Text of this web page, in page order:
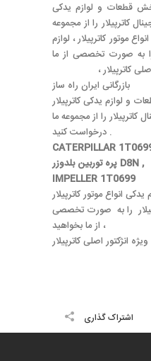
پخش قطعات و لوازم یدکی
کاترپیلار را از مجموعه
موتور کاترپیلار ، لوازم
کاترپیلار را به صورت تخصصی از ما
کاترپیلار ،
کاترپیلار را از مجموعه ما
درخواست کنید .
CATERPILLAR
پره توربین بلدوزر D8N ,
IMPELLER 1T0699
ژنراتور 3412 کاترپیلار را به صورت تخصصی
از ما بخواهید ،
اشتراک گذاری